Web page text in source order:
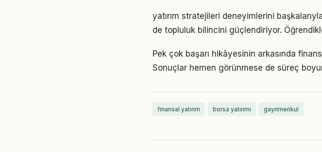
yatırım stratejileri deneyimlerini
de topluluk bilincini güçlendiriyor.
Pek çok başarı hikâyesinin arkasında
Sonuçlar hemen görünmese de süreç
finansal yatırım borsa yatırımı gayrimenkul